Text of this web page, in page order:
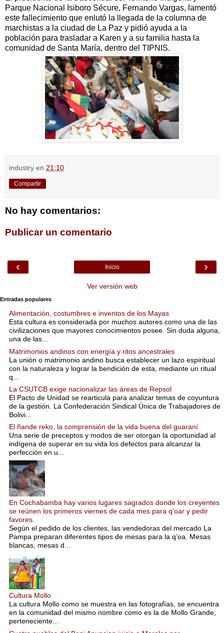
Parque Nacional Isiboro Sécure, Fernando Vargas, lamentó
este fallecimiento que enlutó la llegada de la columna de
marchistas a la ciudad de La Paz y pidió ayuda a la
población para trasladar a Karen y a su familia hasta la
comunidad de Santa María, dentro del TIPNIS.
industry en 21:10
Compartir
No hay comentarios:
Publicar un comentario
‹ ›
Inicio
Ver versión web
Entradas populares
Alimentación, costumbres e inventos de los Mayas
Esta cultura es considerada por muchos autores como una de las
civilizaciones que mayores conocimientos posee. Sin duda alguna,
una de las...
Matrimonios andinos con energía y ritos ancestrales
La unión o matrimonio andino busca establecer un lazo espiritual
con la naturaleza y lograr la bendición de esta, mediante un ritual
q...
La CSUTCB exige nacionalizar las áreas de Repsol
El Pacto de Unidad se rearticula para analizar temas de coyuntura
de la gestión. La Confederación Sindical Única de Trabajadores de
Bolivi...
El ñande reko, la comprensión de la vida buena del guaraní
Una serie de preceptos y modos de ser otorgan la oportunidad al
indígena de superar en su vida los defectos para alcanzar la
perfección en u...
En Cochabamba hay varios lugares sagrados donde los creyentes
se reúnen los primeros viernes de cada mes para q’oar y pedir
favores.
Según el pedido de los clientes, las vendedoras del mercado La
Pampa preparan diferentes tipos de mesas para la q’oa. Mesas
blancas, mesas d...
Cultura Mollo
La cultura Mollo como se muestra en las fotografías, se encuentra
en la comunidad del mismo nombre como es la de Mollo Grande,
perteneciente...